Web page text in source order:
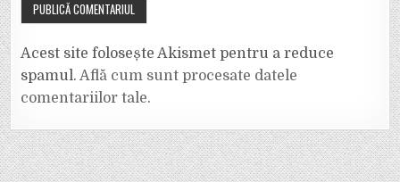
Acest site folosește Akismet pentru a reduce
spamul.Află cum sunt procesate datele
comentariilor tale.